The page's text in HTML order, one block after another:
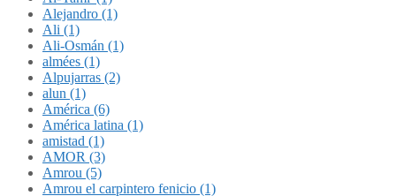
Alejandro (1)
Ali (1)
Ali-Osmán (1)
almées (1)
Alpujarras (2)
alun (1)
América (6)
América latina (1)
amistad (1)
AMOR (3)
Amrou (5)
Amrou el carpintero fenicio (1)